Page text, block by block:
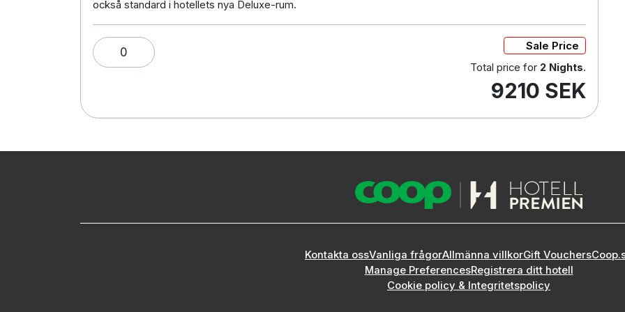
också standard i hotellets nya Deluxe-rum.
0
Sale Price
Total price for 2 Nights.
9210 SEK
Kontakta ossVanliga frågorAllmänna villkorGift Vouchers
Manage PreferencesRegistrera ditt hotell
Cookie policy & Integritetspolicy